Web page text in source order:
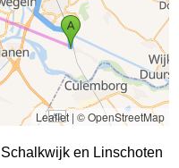
Leaflet| © OpenStreetMap
en Linschoten